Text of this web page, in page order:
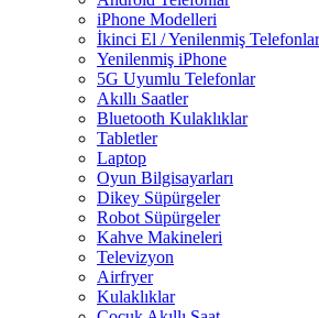
iPhone Modelleri
İkinci El / Yenilenmiş Telefonlar
Yenilenmiş iPhone
5G Uyumlu Telefonlar
Akıllı Saatler
Bluetooth Kulaklıklar
Tabletler
Laptop
Oyun Bilgisayarları
Dikey Süpürgeler
Robot Süpürgeler
Kahve Makineleri
Televizyon
Airfryer
Kulaklıklar